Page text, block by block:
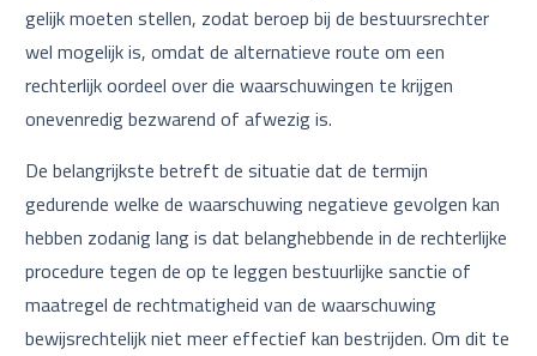
gelijk moeten stellen, zodat beroep bij de bestuursrechter
wel mogelijk is, omdat de alternatieve route om een
rechterlijk oordeel over die waarschuwingen te krijgen
onevenredig bezwarend of afwezig is.
De belangrijkste betreft de situatie dat de termijn
gedurende welke de waarschuwing negatieve gevolgen kan
hebben zodanig lang is dat belanghebbende in de rechterlijke
procedure tegen de op te leggen bestuurlijke sanctie of
maatregel de rechtmatigheid van de waarschuwing
bewijsrechtelijk niet meer effectief kan bestrijden. Om dit te